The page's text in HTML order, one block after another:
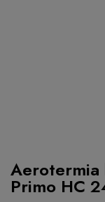
Aerotermia
Primo HC